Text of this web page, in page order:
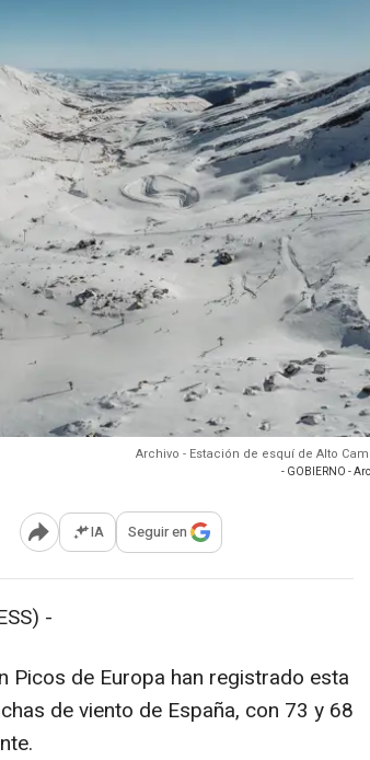
Archivo - Estación de esquí de Alto
- GOBIERNO -
Abrir opciones para compartir
IA Seguir en
-
Picos de Europa han registrado esta
de viento de España, con 73 y 68